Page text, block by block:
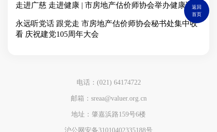
走进广慈 走进健康 | 市房地产估价师协会举办健康讲座
永远听党话 跟党走 市房地产估价师协会秘书处集中收
看 庆祝建党105周年大会
电话：(021) 64174722
邮箱：sreaa@valuer.org.cn
地址：肇嘉浜路159号6楼
沪公网安备31010402335188号
返回
首页